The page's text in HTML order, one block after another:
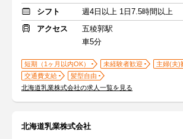
シフト
週4日以上 1日7.5時間以上
アクセス
五稜郭駅
車5分
短期（1ヶ月以内OK） 未経験者歓迎
主婦(夫)
交通費支給
髪型自由
北海道乳業株式会社の求人一覧を見る
北海道乳業株式会社